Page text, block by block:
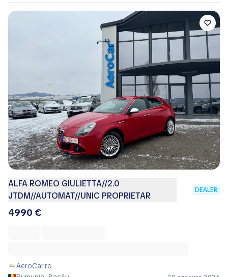
ALFA ROMEO GIULIETTA//2.0
JTDM//AUTOMAT//UNIC PROPRIETAR
DEALER
4990 €
AeroCar.ro